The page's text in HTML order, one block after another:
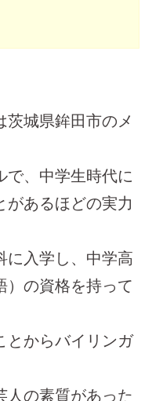
茨城県鉾田市のメ
で、中学生時代に
があるほどの実力
に入学し、中学高
）の資格を持って
とからバイリンガ
人の素質があった